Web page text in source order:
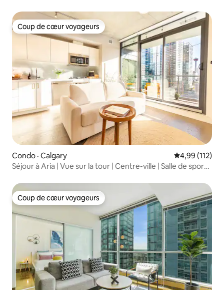
Coup de cœur voyageurs
Coup de cœur voyageurs
Condo · Calgary Note
4,99 (112)
Séjour à Aria | Vue sur la tour | Centre-ville | Salle de sport |
Coup de cœur voyageurs
Coup de cœur voyageurs